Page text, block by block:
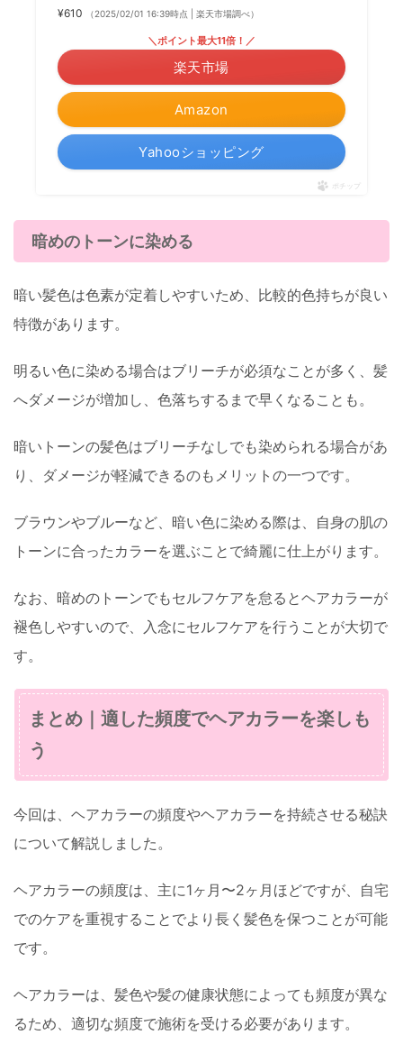
¥610 （2025/02/01 16:39時点 | 楽天市場調べ）
Amazon
＼ポイント最大11倍！／
楽天市場
Yahooショッピング
ポチップ
暗めのトーンに染める
暗い髪色は色素が定着しやすいため、比較的色持ちが良い
特徴があります。
明るい色に染める場合はブリーチが必須なことが多く、髪
へダメージが増加し、色落ちするまで早くなることも。
暗いトーンの髪色はブリーチなしでも染められる場合があ
り、ダメージが軽減できるのもメリットの一つです。
ブラウンやブルーなど、暗い色に染める際は、自身の肌の
トーンに合ったカラーを選ぶことで綺麗に仕上がります。
なお、暗めのトーンでもセルフケアを怠るとヘアカラーが
褪色しやすいので、入念にセルフケアを行うことが大切で
す。
まとめ｜適した頻度でヘアカラーを楽しも
う
今回は、ヘアカラーの頻度やヘアカラーを持続させる秘訣
について解説しました。
ヘアカラーの頻度は、主に1ヶ月〜2ヶ月ほどですが、自宅
でのケアを重視することでより長く髪色を保つことが可能
です。
ヘアカラーは、髪色や髪の健康状態によっても頻度が異な
るため、適切な頻度で施術を受ける必要があります。